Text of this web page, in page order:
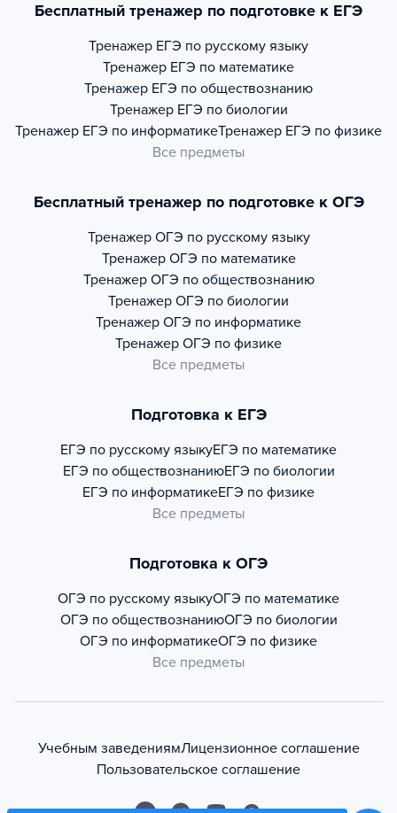
Бесплатный тренажер по подготовке к ЕГЭ
Тренажер ЕГЭ по русскому языку
Тренажер ЕГЭ по математике
Тренажер ЕГЭ по обществознанию
Тренажер ЕГЭ по биологии
Тренажер ЕГЭ по информатикеТренажер ЕГЭ по физике
Все предметы
Бесплатный тренажер по подготовке к ОГЭ
Тренажер ОГЭ по русскому языку
Тренажер ОГЭ по математике
Тренажер ОГЭ по обществознанию
Тренажер ОГЭ по биологии
Тренажер ОГЭ по информатике
Тренажер ОГЭ по физике
Все предметы
Подготовка к ЕГЭ
ЕГЭ по русскому языкуЕГЭ по математике
ЕГЭ по обществознаниюЕГЭ по биологии
ЕГЭ по информатикеЕГЭ по физике
Все предметы
Подготовка к ОГЭ
ОГЭ по русскому языкуОГЭ по математике
ОГЭ по обществознаниюОГЭ по биологии
ОГЭ по информатикеОГЭ по физике
Все предметы
Учебным заведениямЛицензионное соглашение
Пользовательское соглашение